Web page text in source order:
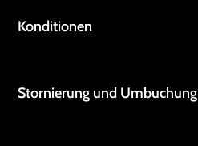
Konditionen
Stornierung und Umbuchung